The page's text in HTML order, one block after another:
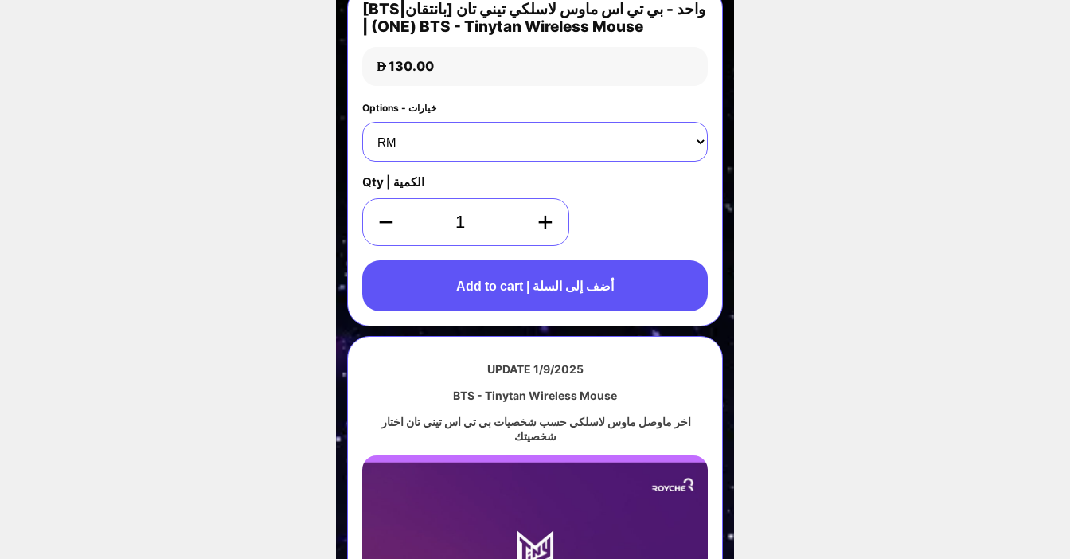
[BTS|بانتقان] واحد - بي تي اس ماوس لاسلكي تيني تان
| (ONE) BTS - Tinytan Wireless Mouse
D130.00
Options - خيارات
Qty | الكمية
− +
Add to cart | أضف إلى السلة
UPDATE 1/9/2025
BTS - Tinytan Wireless Mouse
شخصيتك